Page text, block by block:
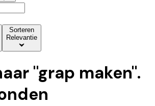
Sorteren
Relevantie
"grap maken".